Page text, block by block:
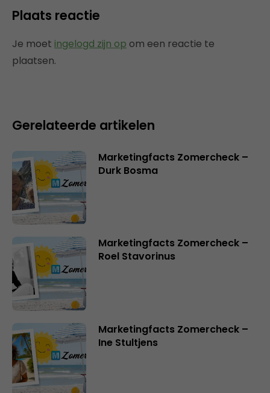
Plaats reactie
Je moet ingelogd zijn op om een reactie te
plaatsen.
Gerelateerde artikelen
Marketingfacts Zomercheck –
Durk Bosma
Marketingfacts Zomercheck –
Roel Stavorinus
Marketingfacts Zomercheck –
Ine Stultjens